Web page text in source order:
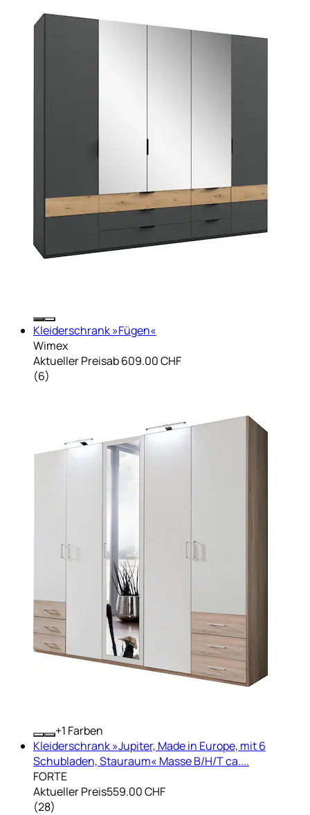
Kleiderschrank »Fügen«
Wimex
Aktueller Preisab609.00 CHF
(6)
+ Farben
Kleiderschrank »Jupiter, Made in Europe, mit 6
Schubladen, Stauraum« Masse B/H/T ca....
FORTE
Aktueller Preis559.00 CHF
(28)